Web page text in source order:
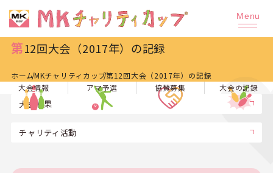
第12回大会（2017年）の記録
ホームMKチャリティカップ第12回大会（2017年）の記録
大会情報
アマ予選 協賛募集 大会の記録
大会結果
チャリティ活動